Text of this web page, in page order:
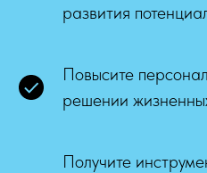
развития
Повысите
решении
Получите